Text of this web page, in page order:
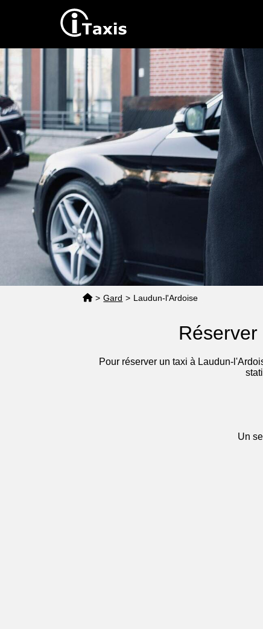
> Gard > Laudun-l'Ardoise
Pour réserver un taxi à Laudun-
Un